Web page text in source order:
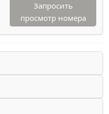
Запросить
просмотр номера